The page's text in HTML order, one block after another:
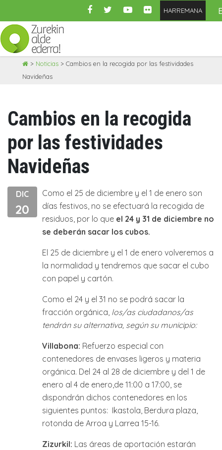
HARREMANA
> Noticias > Cambios en la recogida por las festividades
Navideñas
Cambios en la recogida
por las festividades
Navideñas
DIC
20
Como el 25 de diciembre y el 1 de enero son
días festivos, no se efectuará la recogida de
residuos, por lo que el 24 y 31 de diciembre no
se deberán sacar los cubos.
El 25 de diciembre y el 1 de enero volveremos a
la normalidad y tendremos que sacar el cubo
con papel y cartón.
Como el 24 y el 31 no se podrá sacar la
fracción orgánica, los/as ciudadanos/as
tendrán su alternativa, según su municipio:
Villabona: Refuerzo especial con
contenedores de envases ligeros y materia
orgánica. Del 24 al 28 de diciembre y del 1 de
enero al 4 de enero,de 11:00 a 17:00, se
dispondrán dichos contenedores en los
siguientes puntos: Ikastola, Berdura plaza,
rotonda de Arroa y Larrea 15-16.
Zizurkil: Las áreas de aportación estarán